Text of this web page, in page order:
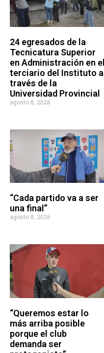
24 egresados de la
Tecnicatura Superior
en Administración en el
terciario del Instituto a
través de la
Universidad Provincial
agosto 8, 2026
“Cada partido va a ser
una final”
agosto 8, 2026
“Queremos estar lo
más arriba posible
porque el club
demanda ser